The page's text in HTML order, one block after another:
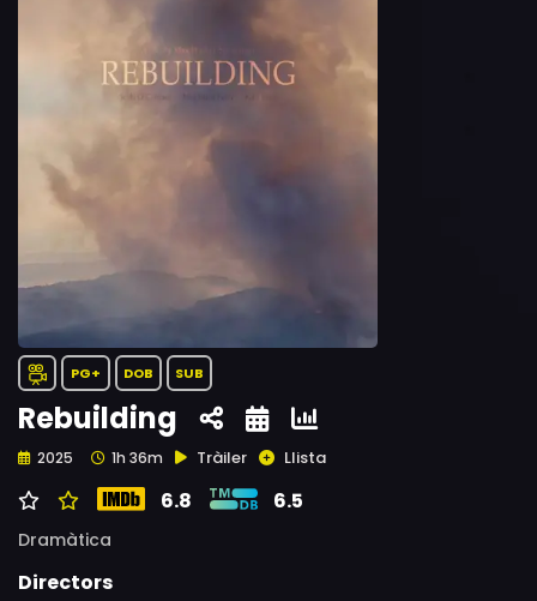
PG+ DOB SUB
Rebuilding
2025 1h 36m Tràiler Llista
6.8 6.5
Dramàtica
Directors